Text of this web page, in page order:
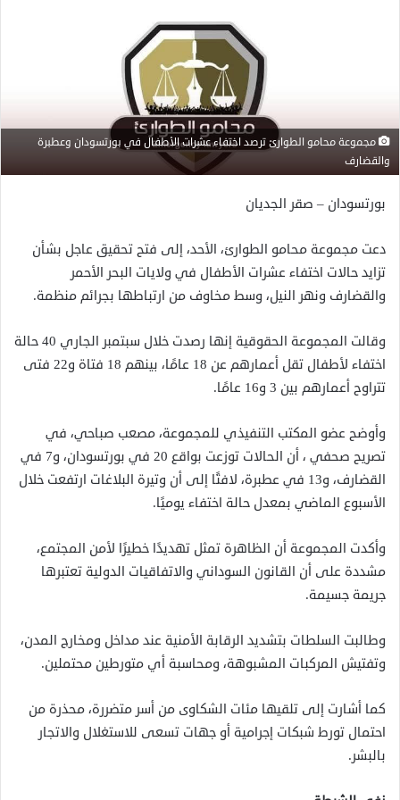
مجموعة محامو الطوارئ ترصد اختفاء عشرات الأطفال في بورتسودان وعطبرة
والقضارف
بورتسودان – صقر الجديان
دعت مجموعة محامو الطوارئ، الأحد، إلى فتح تحقيق عاجل بشأن
تزايد حالات اختفاء عشرات الأطفال في ولايات البحر الأحمر
والقضارف ونهر النيل، وسط مخاوف من ارتباطها بجرائم منظمة.
وقالت المجموعة الحقوقية إنها رصدت خلال سبتمبر الجاري 40 حالة
اختفاء لأطفال تقل أعمارهم عن 18 عامًا، بينهم 18 فتاة و22 فتى
تتراوح أعمارهم بين 3 و16 عامًا.
وأوضح عضو المكتب التنفيذي للمجموعة، مصعب صباحي، في
تصريح صحفي ، أن الحالات توزعت بواقع 20 في بورتسودان، و7 في
القضارف، و13 في عطبرة، لافتًا إلى أن وتيرة البلاغات ارتفعت خلال
الأسبوع الماضي بمعدل حالة اختفاء يوميًا.
وأكدت المجموعة أن الظاهرة تمثل تهديدًا خطيرًا لأمن المجتمع،
مشددة على أن القانون السوداني والاتفاقيات الدولية تعتبرها
جريمة جسيمة.
وطالبت السلطات بتشديد الرقابة الأمنية عند مداخل ومخارج المدن،
وتفتيش المركبات المشبوهة، ومحاسبة أي متورطين محتملين.
كما أشارت إلى تلقيها مئات الشكاوى من أسر متضررة، محذرة من
احتمال تورط شبكات إجرامية أو جهات تسعى للاستغلال والاتجار
بالبشر.